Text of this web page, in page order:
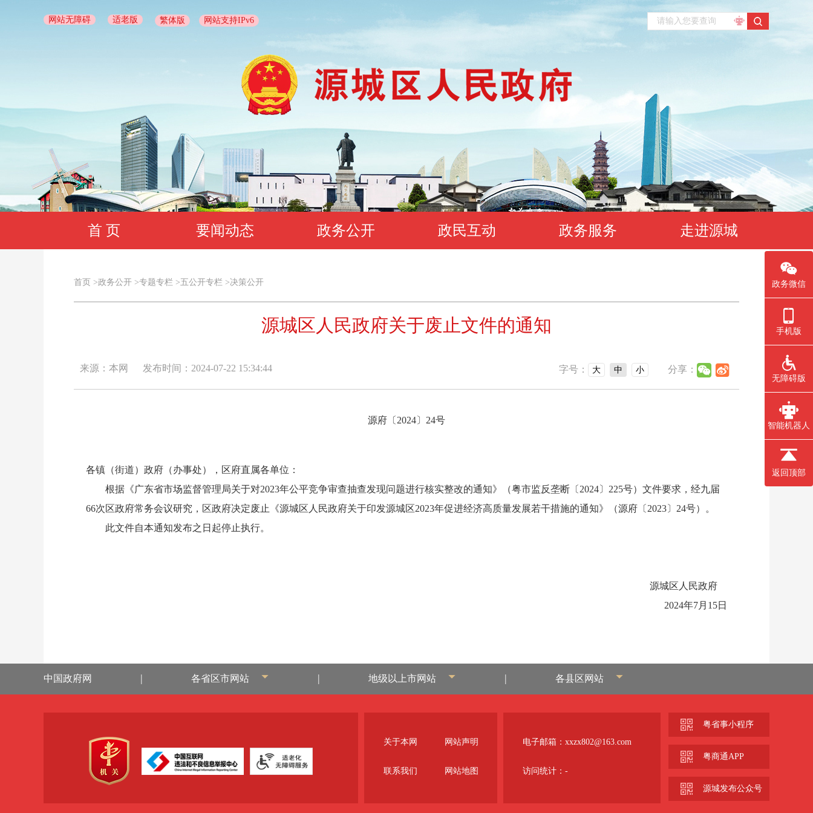
网站无障碍 适老版 繁体版 网站支持IPv6
首 页 要闻动态 政务公开 政民互动 政务服务 走进源城
首页 >政务公开 >专题专栏 >五公开专栏 >决策公开
源城区人民政府关于废止文件的通知
来源：本网 发布时间：2024-07-22 15:34:44 字号： 大 中 小 分享：
源府〔2024〕24号
各镇（街道）政府（办事处），区府直属各单位：
根据《广东省市场监督管理局关于对2023年公平竞争审查抽查发现问题进行核实整改的通知》（粤市监反垄断〔2024〕225号）文件要求，经九届
66次区政府常务会议研究，区政府决定废止《源城区人民政府关于印发源城区2023年促进经济高质量发展若干措施的通知》（源府〔2023〕24号）。
此文件自本通知发布之日起停止执行。
源城区人民政府
2024年7月15日
中国政府网 | 各省区市网站 | 地级以上市网站 | 各县区网站
关于本网 网站声明
联系我们 网站地图
电子邮箱：xxzx802@163.com
访问统计： -
粤省事小程序
粤商通APP
源城发布公众号
政务微信
手机版
无障碍版
智能机器人
返回顶部